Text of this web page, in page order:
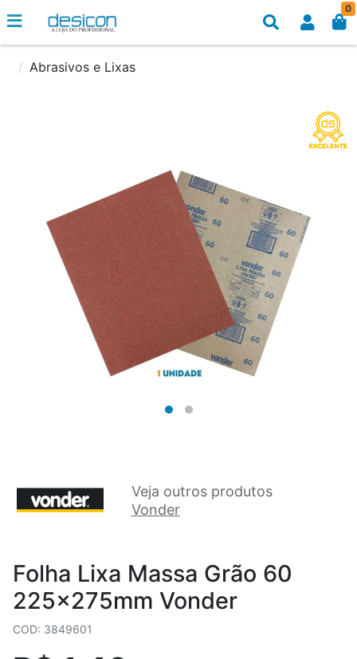
0
Abrasivos e Lixas
Veja outros produtos
Vonder
Folha Lixa Massa Grão 60
225x275mm Vonder
COD: 3849601